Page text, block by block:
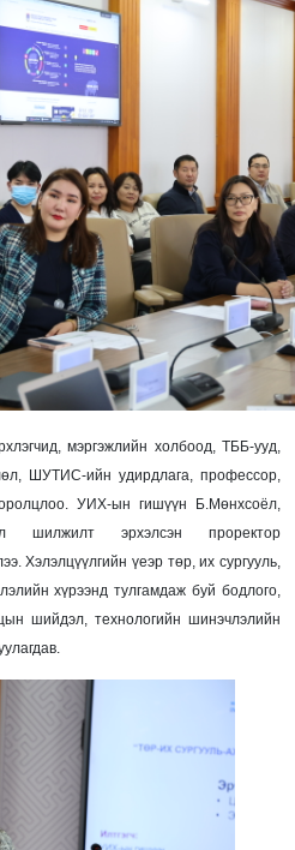
мэргэжлийн холбоод, ТББ-ууд,
ШУТИС-ийн удирдлага, профессор,
УИХ-ын гишүүн Б.Мөнхсоёл,
шилжилт эрхэлсэн проректор
Хэлэлцүүлгийн үеэр төр, их сургууль,
хүрээнд тулгамдаж буй бодлого,
шийдэл, технологийн шинэчлэлийн